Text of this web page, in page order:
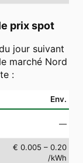
prix spot
jour suivant
marché Nord
:
Env.
—
€ 0.005 – 0.20
/kWh